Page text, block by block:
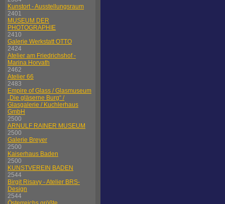
Kunstort - Ausstellungsraum
2401
MUSEUM DER
PHOTOGRAPHIE
2410
Galerie Werkstatt OTTO
2424
Atelier am Friedrichshof -
Marina Horvath
2462
Atelier 66
2483
Empire of Glass / Glasmuseum
„Die gläserne Burg“ /
Glasgalerie / Kuchlerhaus
GmbH
2500
ARNULF RAINER MUSEUM
2500
Galerie Breyer
2500
Kaiserhaus Baden
2500
KUNSTVEREIN BADEN
2544
Birgit Risavy - Atelier BRS-
Design
2544